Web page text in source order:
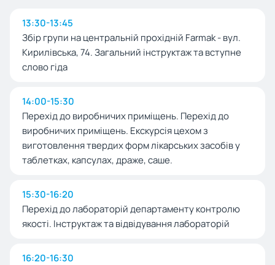
13:30-13:45
Збір групи на центральній прохідній Farmak - вул.
Кирилівська, 74. Загальний інструктаж та вступне
слово гіда
14:00-15:30
Перехід до виробничих приміщень. Перехід до
виробничих приміщень. Екскурсія цехом з
виготовлення твердих форм лікарських засобів у
таблетках, капсулах, драже, саше.
15:30-16:20
Перехід до лабораторій департаменту контролю
якості. Інструктаж та відвідування лабораторій
16:20-16:30